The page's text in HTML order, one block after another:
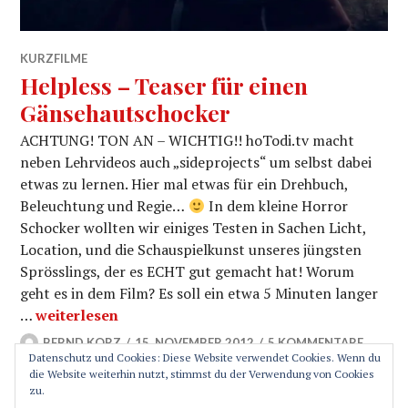
KURZFILME
Helpless – Teaser für einen
Gänsehautschocker
ACHTUNG! TON AN – WICHTIG!! hoTodi.tv macht
neben Lehrvideos auch „sideprojects“ um selbst dabei
etwas zu lernen. Hier mal etwas für ein Drehbuch,
Beleuchtung und Regie…
In dem kleine Horror
Schocker wollten wir einiges Testen in Sachen Licht,
Location, und die Schauspielkunst unseres jüngsten
Sprösslings, der es ECHT gut gemacht hat! Worum
geht es in dem Film? Es soll ein etwa 5 Minuten langer
…Helpless – Teaser für einen Gänsehautschocker
weiterlesen
BERND KORZ 15. NOVEMBER 2012 5 KOMMENTARE
Datenschutz und Cookies: Diese Website verwendet Cookies. Wenn du
die Website weiterhin nutzt, stimmst du der Verwendung von Cookies
zu.